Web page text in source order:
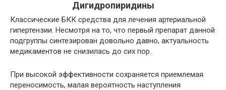
Дигидропиридины
Классические БКК средства для лечения артериальной
гипертензии. Несмотря на то, что первый препарат данной
подгруппы синтезирован довольно давно, актуальность
медикаментов не снизилась до сих пор.
При высокой эффективности сохраняется приемлемая
переносимость, малая вероятность наступления